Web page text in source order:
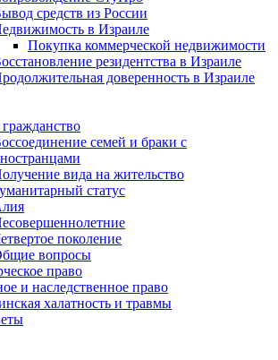
средств из России
в Израиле
Покупка коммерческой недвижимости
резидентства в Израиле
доверенность в Израиле
семей и браки с
вида на жительство
статус
поколение
вопросы
право
и наследственное право
халатность и травмы